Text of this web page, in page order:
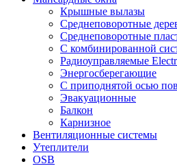
Крышные вылазы
Среднеповоротные
Среднеповоротные
C комбинированной
Радиоуправляемые
Энергосберегающие
С приподнятой осью
Эвакуационные
Балкон
Карнизное
Вентиляционные системы
Утеплители
OSB